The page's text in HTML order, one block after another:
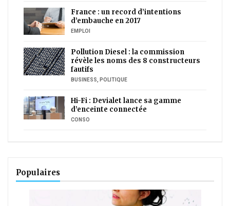
France : un record d’intentions
d’embauche en 2017
EMPLOI
Pollution Diesel : la commission
révèle les noms des 8 constructeurs
fautifs
BUSINESS POLITIQUE
Hi-Fi : Devialet lance sa gamme
d’enceinte connectée
CONSO
Populaires